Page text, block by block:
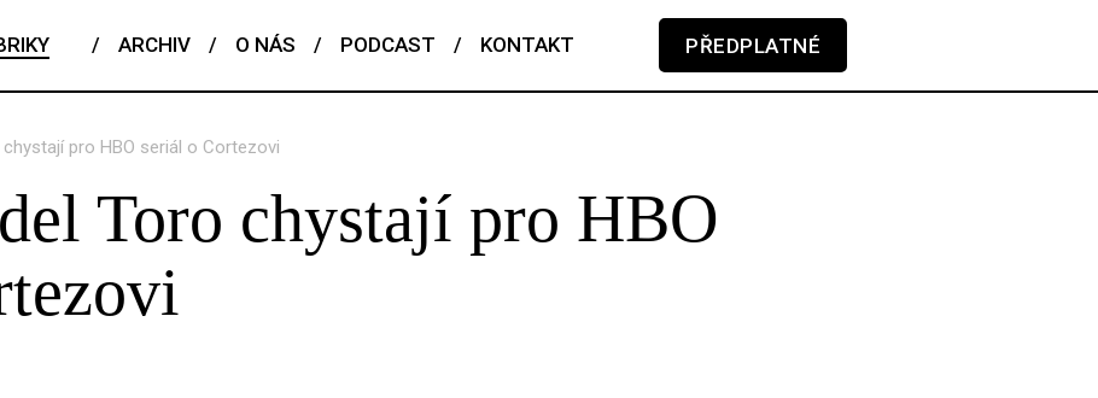
/ ARCHIV / O NÁS / PODCAST / KONTAKT PŘEDPLATNÉ
pro HBO seriál o Cortezovi
Toro chystají pro HBO